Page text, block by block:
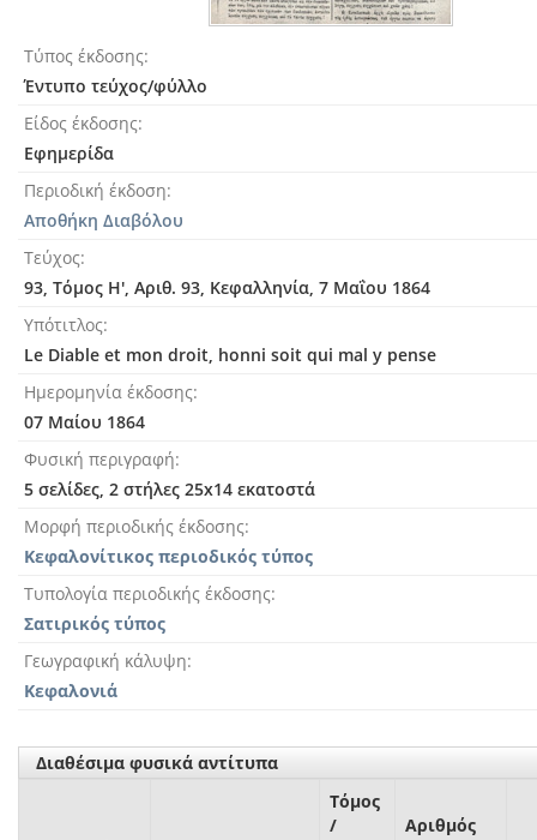
Τύπος έκδοσης
Έντυπο τεύχος/φύλλο
Είδος έκδοσης
Εφημερίδα
Περιοδική έκδοση
Αποθήκη Διαβόλου
Τεύχος
93, Τόμος Η', Αριθ. 93, Κεφαλληνία, 7 Μαΐου 1864
Υπότιτλος
Le Diable et mon droit, honni soit qui mal y pense
Ημερομηνία έκδοσης
07 Μαίου 1864
Φυσική περιγραφή
5 σελίδες, 2 στήλες 25x14 εκατοστά
Μορφή περιοδικής έκδοσης
Κεφαλονίτικος περιοδικός τύπος
Τυπολογία περιοδικής έκδοσης
Σατιρικός τύπος
Γεωγραφική κάλυψη
Κεφαλονιά
Διαθέσιμα φυσικά αντίτυπα
Τόμος
/
Αριθμός